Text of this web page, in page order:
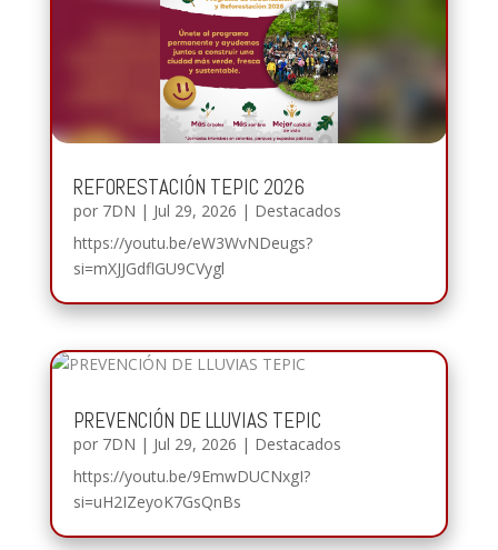
REFORESTACIÓN TEPIC 2026
por 7DN | Jul 29, 2026 | Destacados
https://youtu.be/eW3WvNDeugs?
si=mXJJGdflGU9CVygl
PREVENCIÓN DE LLUVIAS TEPIC
por 7DN | Jul 29, 2026 | Destacados
https://youtu.be/9EmwDUCNxgI?
si=uH2IZeyoK7GsQnBs